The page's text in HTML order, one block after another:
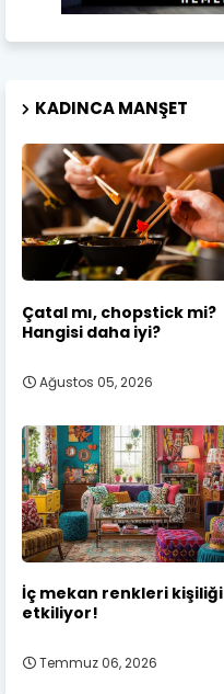
KADINCA MANŞET
Çatal mı, chopstick mi?
Hangisi daha iyi?
Ağustos 05, 2026
İç mekan renkleri kişiliği
etkiliyor!
Temmuz 06, 2026